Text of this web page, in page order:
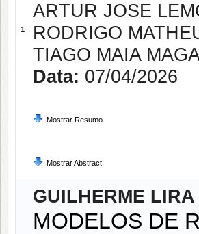
1
ARTUR JOSE
RODRIGO
TIAGO MAIA
Data: 07/04/2026
Mostrar Resumo
Mostrar Abstract
GUILHERME LIRA
MODELOS DE